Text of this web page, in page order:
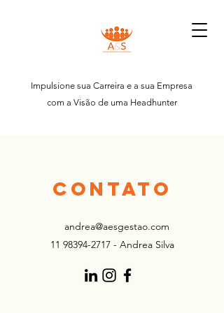
Impulsione sua Carreira e a sua Empresa
com a Visão de uma Headhunter
CONTATO
andrea@aesgestao.com
11 98394-2717- Andrea Silva